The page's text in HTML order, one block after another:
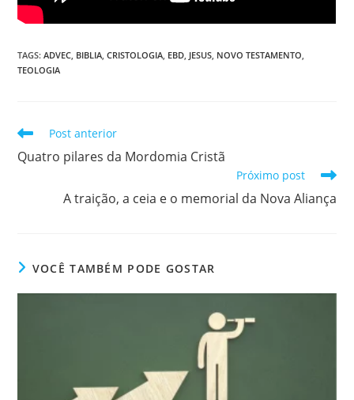
TAGS:ADVEC BIBLIA CRISTOLOGIA EBD JESUS NOVO TESTAMENTO
TEOLOGIA
Post anterior
Quatro pilares da Mordomia Cristã
Próximo post
A traição, a ceia e o memorial da Nova Aliança
VOCÊ TAMBÉM PODE GOSTAR